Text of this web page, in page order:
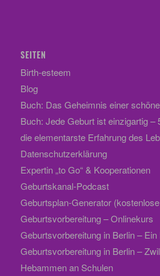
SEITEN
Birth-esteem
Blog
Buch: Das Geheimnis einer
Buch: Jede Geburt ist einzigartig –
die elementarste Erfahrung des
Datenschutzerklärung
Expertin „to Go“ & Kooperationen
Geburtskanal-Podcast
Geburtsplan-Generator
Geburtsvorbereitung – Onlinekurs
Geburtsvorbereitung in Berlin –
Geburtsvorbereitung in Berlin –
Hebammen an Schulen